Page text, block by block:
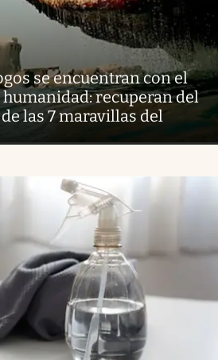
se encuentran con el
recuperan del
las 7 maravillas del